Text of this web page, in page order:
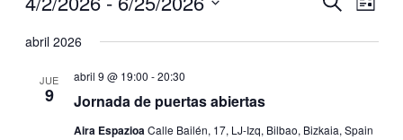
búsqueda
de
vistas
Lista
la
abril 2026
JUE
9 Jornada de puertas abiertas
abril 9 @ 19:00 -20:30
Aira EspazioaCalle Bailén, 17, LJ-Izq, Bilbao, Bizkaia, Spain